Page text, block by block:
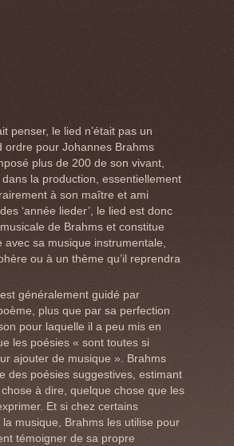
penser, le lied n’était pas un
ordre pour Johannes Brahms
plus de 200 de son vivant,
la production, essentiellement
à son maître et ami
‘année lieder’, le lied est donc
de Brahms et constitue
sa musique instrumentale,
ou à un thème qu’il reprendra
généralement guidé par
plus que par sa perfection
pour laquelle il a peu mis en
les poésies « sont toutes si
ajouter de musique ». Brahms
des poésies suggestives, estimant
à dire, quelque chose que les
Et si chez certains
musique, Brahms les utilise pour
témoigner de sa propre